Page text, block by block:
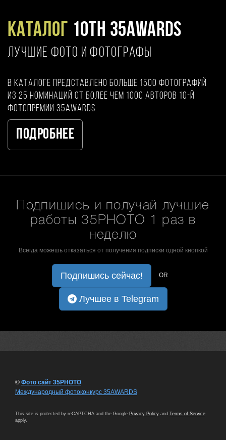
Каталог 10TH 35AWARDS
ЛУЧШИЕ ФОТО И ФОТОГРАФЫ
В каталоге представлено больше 1500 фотографий
из 25 номинаций от более чем 1000 авторов 10-й
фотопремии 35AWARDS
Подробнее
Подпишись и получай лучшие
работы 35PHOTO 1 раз в
неделю
Всегда можешь отказаться от получения подписки одной кнопкой
Подпишись сейчас! OR
Лучшее в Telegram
© Фото сайт 35PHOTO
Международный фотоконкурс 35AWARDS
This site is protected by reCAPTCHA and the Google Privacy Policy and Terms of Service
apply.